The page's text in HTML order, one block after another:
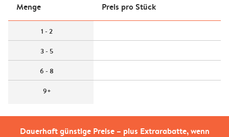
Dauerhaft günstige Preise – plus Extrarabatte, wenn
Menge Preis pro Stück
1 - 2
3 - 5
6 - 8
9+